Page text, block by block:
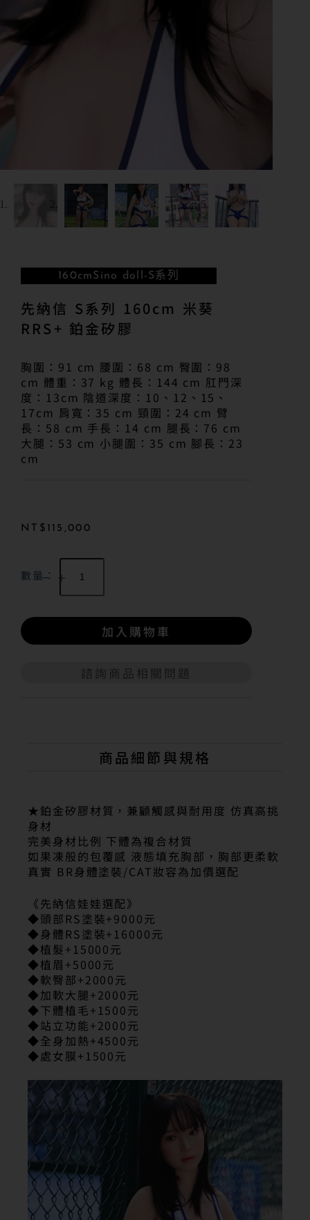
160cmSino doll-S系列
先納信 S系列 160cm 米葵
RRS+ 鉑金矽膠
胸圍：91 cm 腰圍：68 cm 臀圍：98
cm 體重：37 kg 體長：144 cm 肛門深
度：13cm 陰道深度：10、12、15、
17cm 肩寬：35 cm 頸圍：24 cm 臂
長：58 cm 手長：14 cm 腿長：76 cm
大腿：53 cm 小腿圍：35 cm 腳長：23
cm
NT$ 115,000
數量：
諮詢商品相關問題
加入購物車
商品細節與規格
★鉑金矽膠材質，兼顧觸感與耐用度 仿真高挑
身材
完美身材比例 下體為複合材質
如果凍般的包覆感 液態填充胸部，胸部更柔軟
真實 BR身體塗裝/CAT妝容為加價選配
《先納信娃娃選配》
◆頭部RS塗裝+9000元
◆身體RS塗裝+16000元
◆植髮+15000元
◆植眉+5000元
◆軟臀部+2000元
◆加軟大腿+2000元
◆下體植毛+1500元
◆站立功能+2000元
◆全身加熱+4500元
◆處女膜+1500元